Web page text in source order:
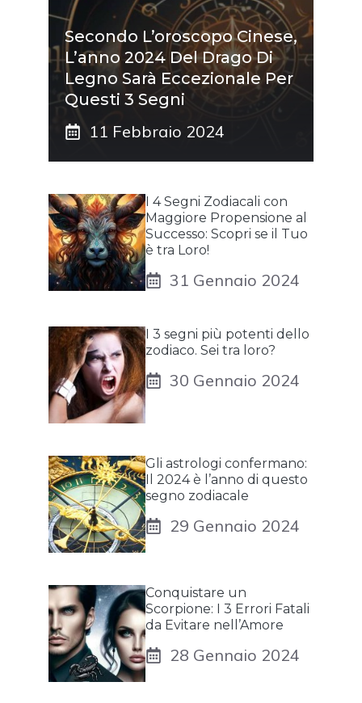
Secondo L’oroscopo Cinese,
L’anno 2024 Del Drago Di
Legno Sarà Eccezionale Per
Questi 3 Segni
11 Febbraio 2024
I 4 Segni Zodiacali con
Maggiore Propensione al
Successo: Scopri se il Tuo
è tra Loro!
31 Gennaio 2024
I 3 segni più potenti dello
zodiaco. Sei tra loro?
30 Gennaio 2024
Gli astrologi confermano:
Il 2024 è l’anno di questo
segno zodiacale
29 Gennaio 2024
Conquistare un
Scorpione: I 3 Errori Fatali
da Evitare nell’Amore
28 Gennaio 2024